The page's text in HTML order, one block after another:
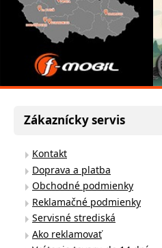
Zákaznícky servis
Kontakt
Doprava a platba
Obchodné podmienky
Reklamačné podmienky
Servisné strediská
Ako reklamovať